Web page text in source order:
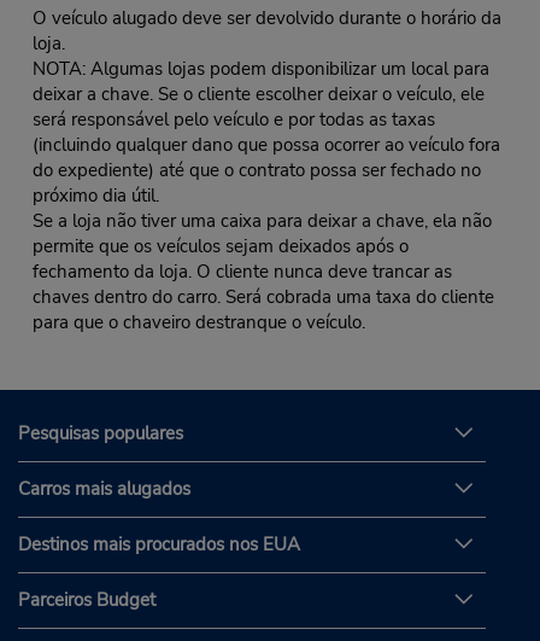
O veículo alugado deve ser devolvido durante o horário da
loja.
NOTA: Algumas lojas podem disponibilizar um local para
deixar a chave. Se o cliente escolher deixar o veículo, ele
será responsável pelo veículo e por todas as taxas
(incluindo qualquer dano que possa ocorrer ao veículo fora
do expediente) até que o contrato possa ser fechado no
próximo dia útil.
Se a loja não tiver uma caixa para deixar a chave, ela não
permite que os veículos sejam deixados após o
fechamento da loja. O cliente nunca deve trancar as
chaves dentro do carro. Será cobrada uma taxa do cliente
para que o chaveiro destranque o veículo.
Pesquisas populares
Carros mais alugados
Destinos mais procurados nos EUA
Parceiros Budget